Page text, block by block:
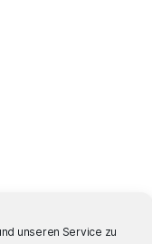
unseren Service zu